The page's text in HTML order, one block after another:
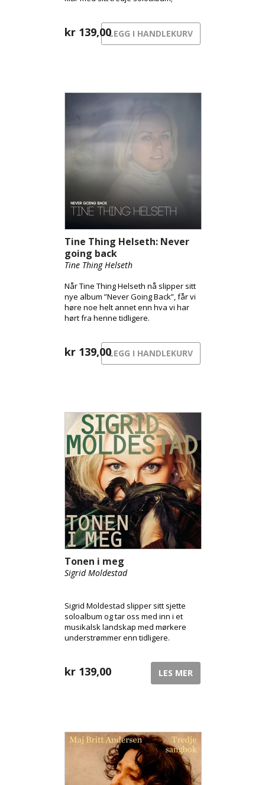
kr 139,00LEGG I HANDLEKURV
Tine Thing Helseth: Never
going back
Tine Thing Helseth
Når Tine Thing Helseth nå slipper sitt
nye album ”Never Going Back”, får vi
høre noe helt annet enn hva vi har
hørt fra henne tidligere.
kr 139,00LEGG I HANDLEKURV
Tonen i meg
Sigrid Moldestad
Sigrid Moldestad slipper sitt sjette
soloalbum og tar oss med inn i et
musikalsk landskap med mørkere
understrømmer enn tidligere.
leker i flere sjangre.
kr 139,00 LES MER